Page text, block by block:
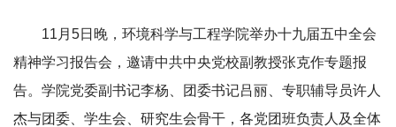
11月5日晚，环境科学与工程学院举办十九届五中全会
精神学习报告会，邀请中共中央党校副教授张克作专题报
告。学院党委副书记李杨、团委书记吕丽、专职辅导员许人
杰与团委、学生会、研究生会骨干，各党团班负责人及全体